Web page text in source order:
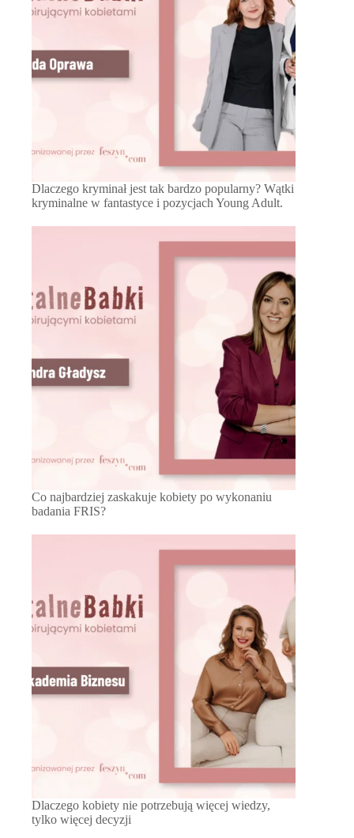
Dlaczego kryminał jest tak bardzo popularny? Wątki
kryminalne w fantastyce i pozycjach Young Adult.
Co najbardziej zaskakuje kobiety po wykonaniu
badania FRIS?
Dlaczego kobiety nie potrzebują więcej wiedzy,
tylko więcej decyzji